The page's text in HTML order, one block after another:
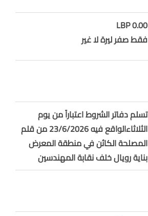
0.00 LBP
فقط صفر ليرة لا غير
تسلم دفاتر الشروط اعتباراً من يوم
الثلاثاءالواقع فيه 23/6/2026 من قلم
المصلحة الكائن في منطقة المعرض
بناية رويال خلف نقابة المهندسين